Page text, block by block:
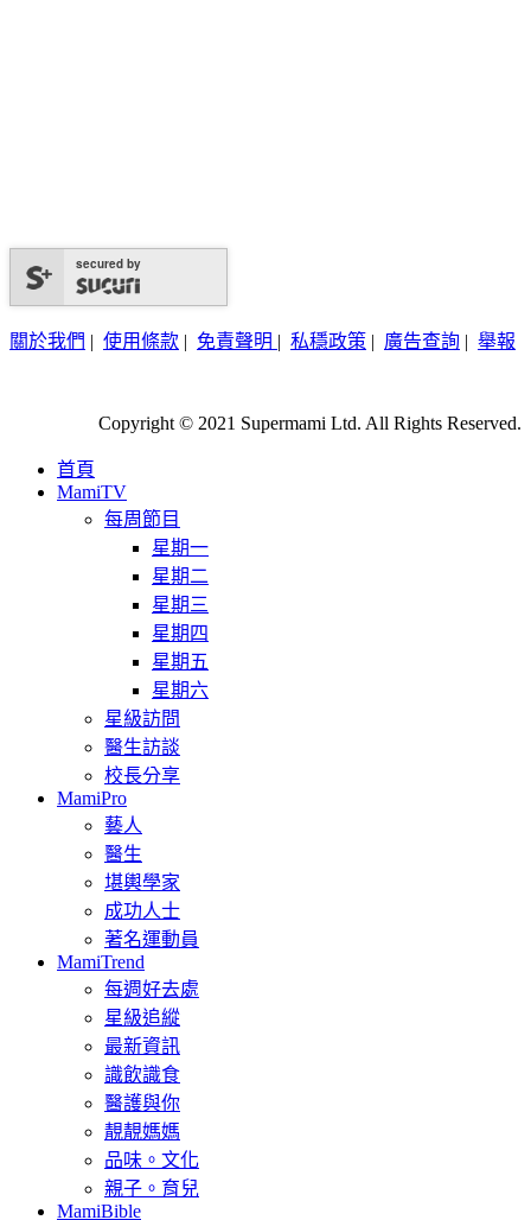
secured by
關於我們 | 使用條款 | 免責聲明 | 私穩政策 | 廣告查詢 | 舉報
Copyright © 2021 Supermami Ltd. All Rights Reserved.
首頁
MamiTV
每周節目
星期一
星期二
星期三
星期四
星期五
星期六
星級訪問
醫生訪談
校長分享
MamiPro
藝人
醫生
堪輿學家
成功人士
著名運動員
MamiTrend
每週好去處
星級追縱
最新資訊
識飲識食
醫護與你
靚靚媽媽
品味。文化
親子。育兒
MamiBible